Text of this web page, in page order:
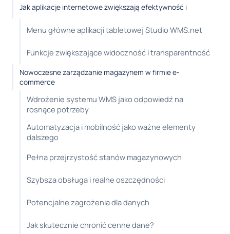
Jak aplikacje internetowe zwiększają efektywność i
Menu główne aplikacji tabletowej Studio WMS.net
Funkcje zwiększające widoczność i transparentność
Nowoczesne zarządzanie magazynem w firmie e-
commerce
Wdrożenie systemu WMS jako odpowiedź na
rosnące potrzeby
Automatyzacja i mobilność jako ważne elementy
dalszego
Pełna przejrzystość stanów magazynowych
Szybsza obsługa i realne oszczędności
Potencjalne zagrożenia dla danych
Jak skutecznie chronić cenne dane?